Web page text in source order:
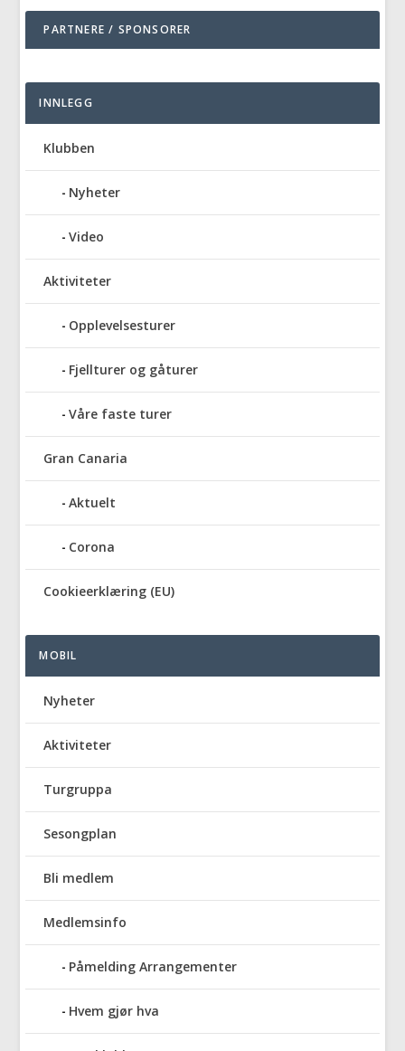
PARTNERE / SPONSORER
INNLEGG
Klubben
Nyheter
Video
Aktiviteter
Opplevelsesturer
Fjellturer og gåturer
Våre faste turer
Gran Canaria
Aktuelt
Corona
Cookieerklæring (EU)
MOBIL
Nyheter
Aktiviteter
Turgruppa
Sesongplan
Bli medlem
Medlemsinfo
Påmelding Arrangementer
Hvem gjør hva